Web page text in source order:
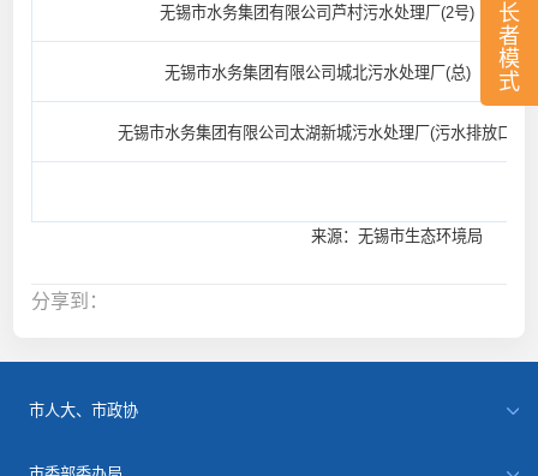
长
者
模
式
无锡市水务集团有限公司芦村污水处理厂(2号)
无锡市水务集团有限公司城北污水处理厂(总)
无锡市水务集团有限公司太湖新城污水处理厂(污水排放口)
来源：无锡市生态环境局
分享到：
市人大、市政协